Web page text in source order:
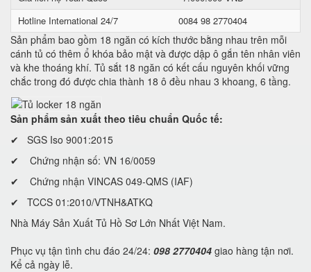
Hotline International 24/7
0084 98 2770404
Sản phẩm bao gồm 18 ngăn có kích thước bằng nhau trên mỗi
cánh tủ có thêm ổ khóa bảo mật và được dập ô gắn tên nhân viên
và khe thoáng khí. Tủ sắt 18 ngăn có kết cấu nguyên khối vững
chắc trong đó được chia thành 18 ô đều nhau 3 khoang, 6 tầng.
Sản phẩm sản xuất theo tiêu chuẩn Quốc tế:
✔ SGS Iso 9001:2015
✔ Chứng nhận số: VN 16/0059
✔ Chứng nhận VINCAS 049-QMS (IAF)
✔ TCCS 01:2010/VTNH&ATKQ
Nhà Máy Sản Xuất Tủ Hồ Sơ Lớn Nhất Việt Nam.
Phục vụ tận tình chu đáo 24/24: 098 2770404 giao hàng tận nơi.
Kể cả ngày lễ.